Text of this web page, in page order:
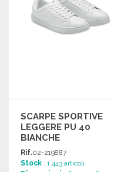
SCARPE SPORTIVE
LEGGERE PU 40
BIANCHE
Rif.02-219887
Stock : 1 443 articoli